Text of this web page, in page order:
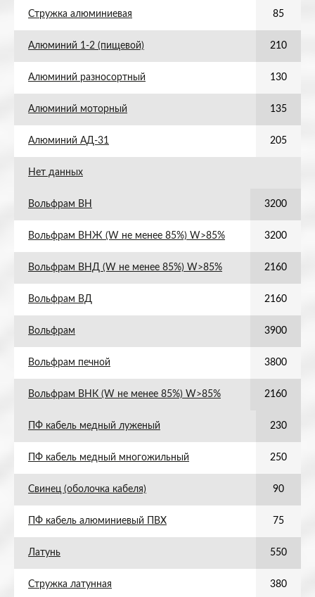
Стружка алюминиевая 85
Алюминий 1-2 (пищевой) 210
Алюминий разносортный 130
Алюминий моторный 135
Алюминий АД-31 205
Нет данных
Вольфрам ВН 3200
Вольфрам ВНЖ (W не менее 85%) W>85% 3200
Вольфрам ВНД (W не менее 85%) W>85% 2160
Вольфрам ВД 2160
Вольфрам 3900
Вольфрам печной 3800
Вольфрам ВНК (W не менее 85%) W>85% 2160
ПФ кабель медный луженый 230
ПФ кабель медный многожильный 250
Свинец (оболочка кабеля) 90
ПФ кабель алюминиевый ПВХ 75
Латунь 550
Стружка латунная 380